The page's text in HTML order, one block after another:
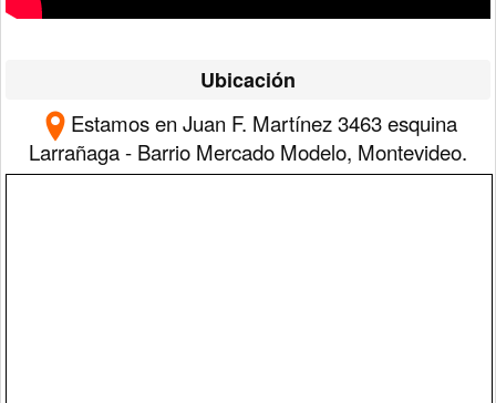
Ubicación
Estamos en Juan F. Martínez 3463 esquina
Larrañaga - Barrio Mercado Modelo, Montevideo.